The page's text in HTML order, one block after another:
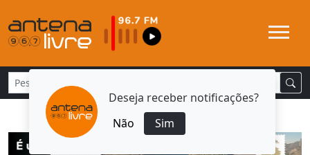
Deseja receber notificações?
Não
Sim